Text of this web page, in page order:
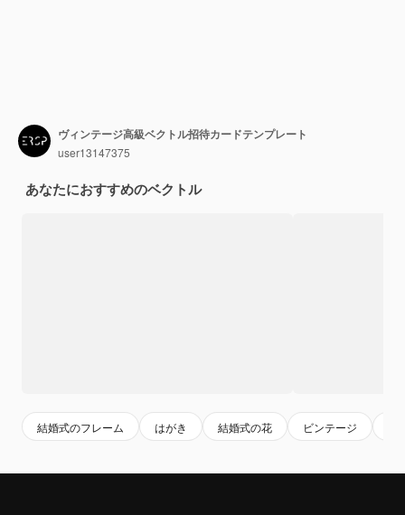
ヴィンテージ高級ベクトル招待カードテンプレート
user13147375
あなたにおすすめのベクトル
結婚式のフレーム はがき 結婚式の花 ビンテージ